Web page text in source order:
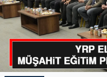
HABERDE İNSAN
KÜLTÜR-SANAT
MAGAZİN